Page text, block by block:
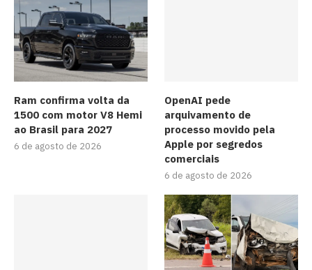
Ram confirma volta da
1500 com motor V8 Hemi
ao Brasil para 2027
6 de agosto de 2026
OpenAI pede
arquivamento de
processo movido pela
Apple por segredos
comerciais
6 de agosto de 2026